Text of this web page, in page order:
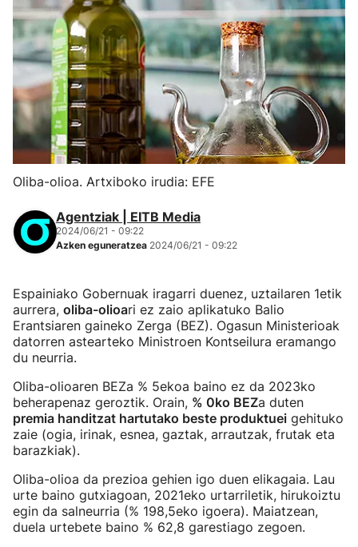
Oliba-olioa. Artxiboko irudia: EFE
Agentziak | EITB Media
2024/06/21 - 09:22
Azken eguneratzea 2024/06/21 - 09:22
Espainiako Gobernuak iragarri duenez, uztailaren 1etik
aurrera, oliba-olioari ez zaio aplikatuko Balio
Erantsiaren gaineko Zerga (BEZ). Ogasun Ministerioak
datorren astearteko Ministroen Kontseilura eramango
du neurria.
Oliba-olioaren BEZa % 5ekoa baino ez da 2023ko
beherapenaz geroztik. Orain, % 0ko BEZa duten
premia handitzat hartutako beste produktuei gehituko
zaie (ogia, irinak, esnea, gaztak, arrautzak, frutak eta
barazkiak).
Oliba-olioa da prezioa gehien igo duen elikagaia. Lau
urte baino gutxiagoan, 2021eko urtarriletik, hirukoiztu
egin da salneurria (% 198,5eko igoera). Maiatzean,
duela urtebete baino % 62,8 garestiago zegoen.